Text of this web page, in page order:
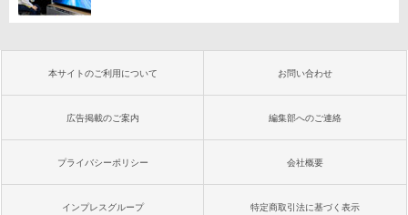
本サイトのご利用について お問い合わせ
広告掲載のご案内 編集部へのご連絡
プライバシーポリシー 会社概要
インプレスグループ 特定商取引法に基づく表示